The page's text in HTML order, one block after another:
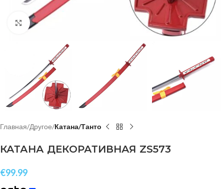
Click to enlarge
Главная Другое Катана/Танто
КАТАНА ДЕКОРАТИВНАЯ ZS573
€99.99